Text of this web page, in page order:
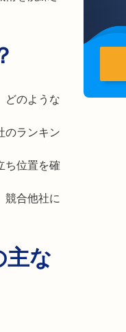
どのような
のランキン
ち位置を確
競合他社に
主な